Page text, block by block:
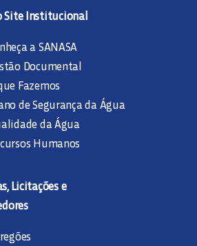
Site Institucional
a SANASA
Documental
Fazemos
de Segurança da Água
da Água
Humanos
Licitações e